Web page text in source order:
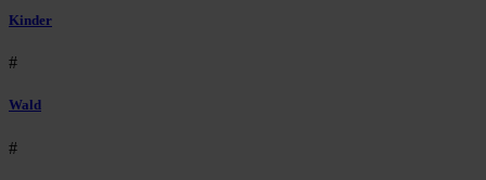
Kinder
#
Wald
#